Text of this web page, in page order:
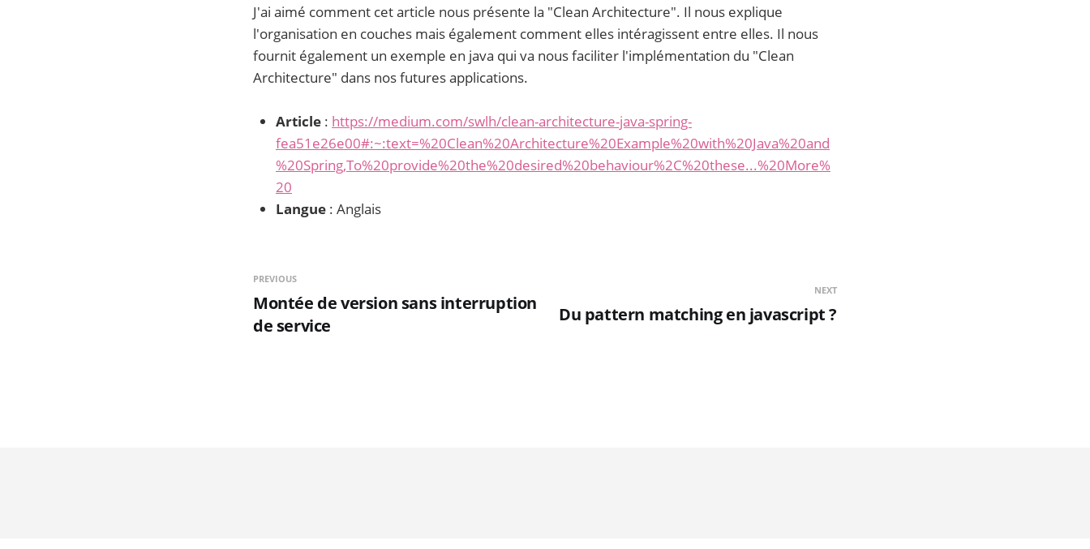
J'ai aimé comment cet article nous présente la "Clean Architecture". Il nous explique
l'organisation en couches mais également comment elles intéragissent entre elles. Il nous
fournit également un exemple en java qui va nous faciliter l'implémentation du "Clean
Architecture" dans nos futures applications.
Article : https://medium.com/swlh/clean-architecture-java-spring-
fea51e26e00#:~:text=%20Clean%20Architecture%20Example%20with%20Java%20and
%20Spring,To%20provide%20the%20desired%20behaviour%2C%20these...%20More%
20
Langue : Anglais
PREVIOUS
Montée de version sans interruption
de service
NEXT
Du pattern matching en javascript ?